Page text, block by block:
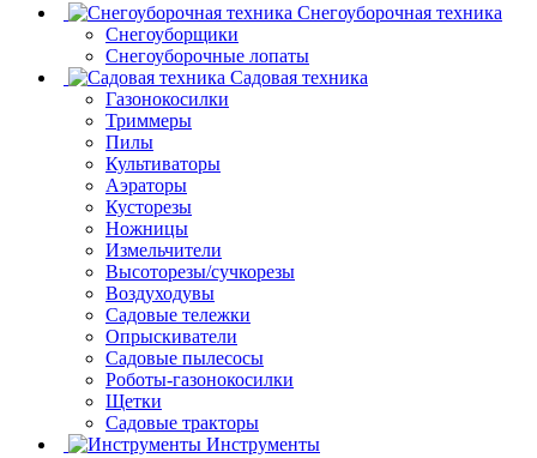
Снегоуборочная техника
Снегоуборщики
Снегоуборочные лопаты
Садовая техника
Газонокосилки
Триммеры
Пилы
Культиваторы
Аэраторы
Кусторезы
Ножницы
Измельчители
Высоторезы/сучкорезы
Воздуходувы
Садовые тележки
Опрыскиватели
Садовые пылесосы
Роботы-газонокосилки
Щетки
Садовые тракторы
Инструменты